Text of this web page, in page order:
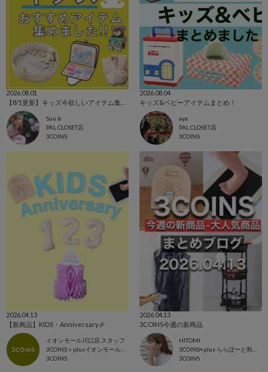
2026.08.01
Suu☺︎
PAL CLOSET店
3COINS
2026.08.04
キッズ&ベビーアイテムまとめ！
aya
PAL CLOSET店
3COINS
2026.04.13
【新商品】KIDS・Anniversary🎉
イオンモール川口店 スタッフ
3COINS＋plusイオンモール川口店
3COINS
2026.04.13
3COINS今週の新商品
HITOMI
3COINS